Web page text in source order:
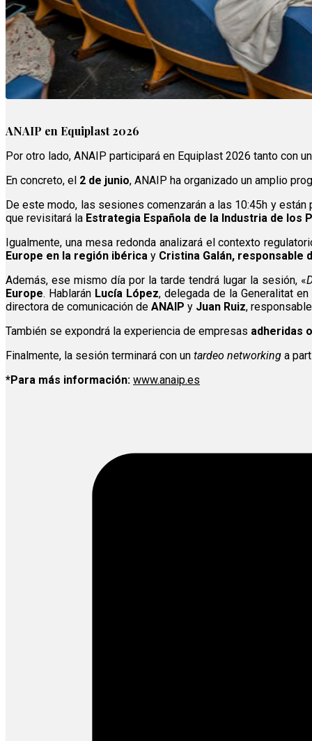
ANAIP en Equiplast 2026
Por otro lado, ANAIP participará en Equiplast 2026 tanto con
En concreto, el 2 de junio, ANAIP ha organizado un amplio
De este modo, las sesiones comenzarán a las 10:45h y
que revisitará la Estrategia Española de la Industria de los
Igualmente, una mesa redonda analizará el contexto
Europe en la región ibérica y Cristina Galán, responsable
Además, ese mismo día por la tarde tendrá lugar la sesión, «
Europe. Hablarán Lucía López, delegada de la Generalitat en
directora de comunicación de ANAIP y Juan Ruiz,
También se expondrá la experiencia de empresas adheridas
Finalmente, la sesión terminará con un tardeo networking a
*Para más información: www.anaip.es